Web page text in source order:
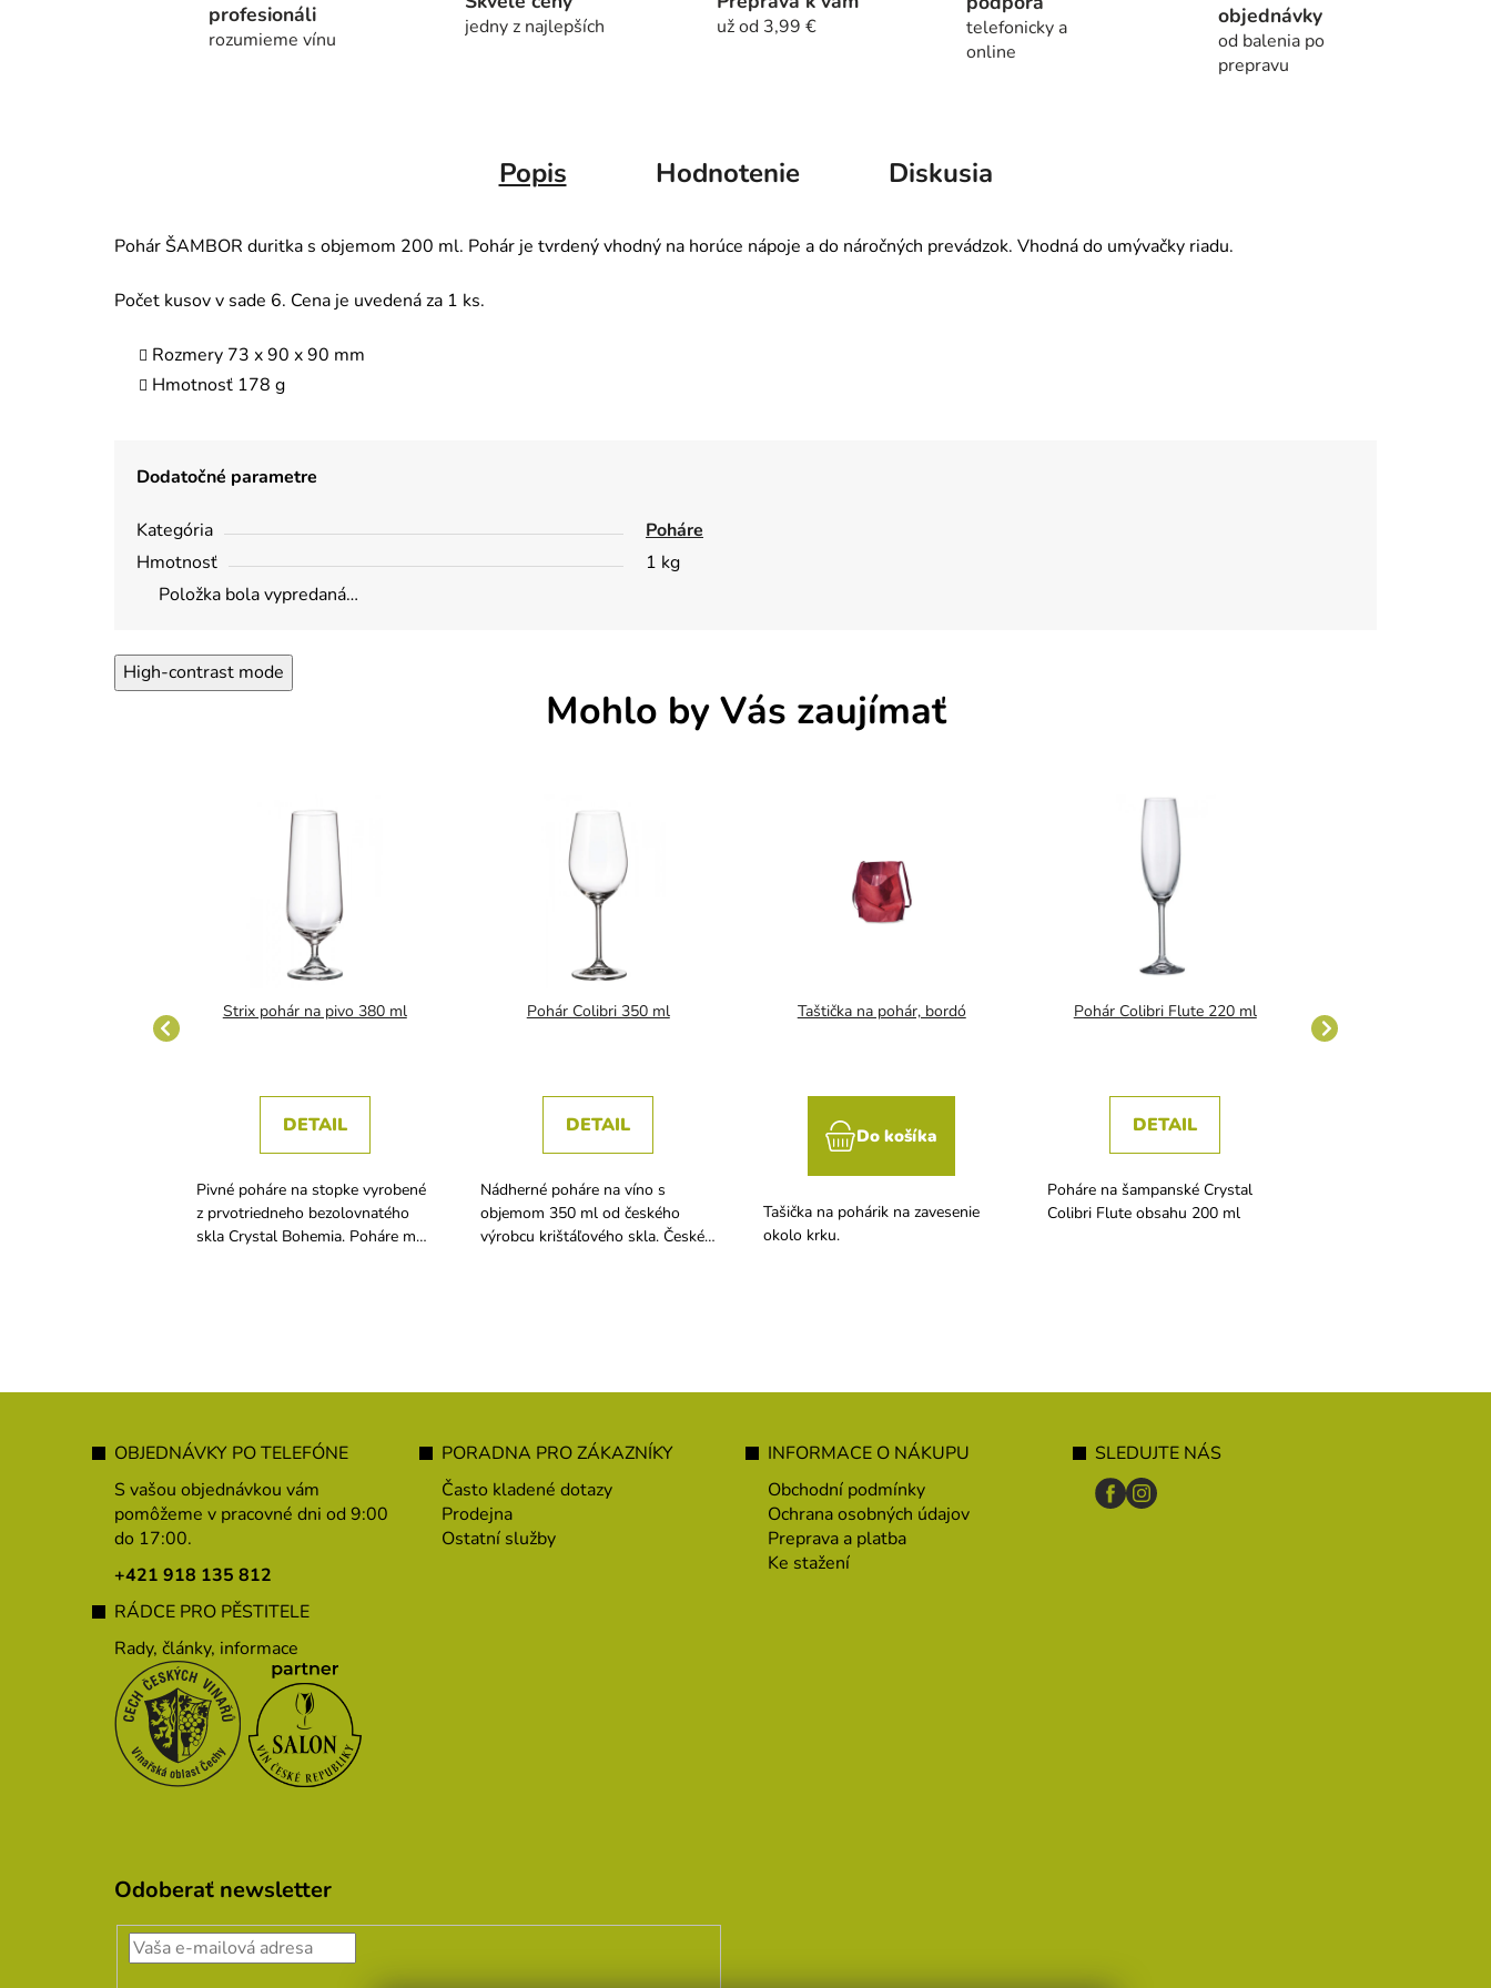
profesionáli
rozumieme vínu
jedny z najlepších už od 3,99 €
telefonicky a
online
objednávky
od balenia po
prepravu
Popis Hodnotenie Diskusia
Pohár ŠAMBOR duritka s objemom 200 ml. Pohár je tvrdený vhodný na horúce nápoje a do náročných prevádzok. Vhodná do umývačky riadu.
Počet kusov v sade 6. Cena je uvedená za 1 ks.
Rozmery 73 x 90 x 90 mm
Hmotnosť 178 g
Dodatočné parametre
Kategória
Poháre
Hmotnosť
1 kg
Položka bola vypredaná…
High-contrast mode
Mohlo by Vás zaujímať
Strix pohár na pivo 380 ml
DETAIL
Pivné poháre na stopke vyrobené
z prvotriedneho bezolovnatého
skla Crystal Bohemia. Poháre má
Pohár Colibri 350 ml
DETAIL
Nádherné poháre na víno s
objemom 350 ml od českého
výrobcu krištáľového skla. České
Taštička na pohár, bordó
Do košíka
Tašička na pohárik na zavesenie
okolo krku.
Pohár Colibri Flute 220 ml
DETAIL
Poháre na šampanské Crystal
Colibri Flute obsahu 200 ml
OBJEDNÁVKY PO TELEFÓNE
S vašou objednávkou vám
pomôžeme v pracovné dni od 9:00
do 17:00.
+421 918 135 812
RÁDCE PRO PĚSTITELE
Rady, články, informace
PORADNA PRO ZÁKAZNÍKY
Často kladené dotazy
Prodejna
Ostatní služby
INFORMACE O NÁKUPU
Obchodní podmínky
Ochrana osobných údajov
Preprava a platba
Ke stažení
SLEDUJTE NÁS
Odoberať newsletter